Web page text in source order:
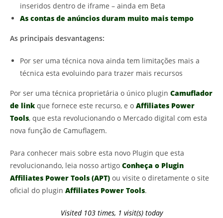
inseridos dentro de iframe – ainda em Beta
As contas de anúncios duram muito mais tempo
As principais desvantagens:
Por ser uma técnica nova ainda tem limitações mais a
técnica esta evoluindo para trazer mais recursos
Por ser uma técnica proprietária o único plugin Camuflador
de link que fornece este recurso, e o Affiliates Power
Tools, que esta revolucionando o Mercado digital com esta
nova função de Camuflagem.
Para conhecer mais sobre esta novo Plugin que esta
revolucionando, leia nosso artigo Conheça o Plugin
Affiliates Power Tools (APT) ou visite o diretamente o site
oficial do plugin Affiliates Power Tools.
Visited 103 times, 1 visit(s) today